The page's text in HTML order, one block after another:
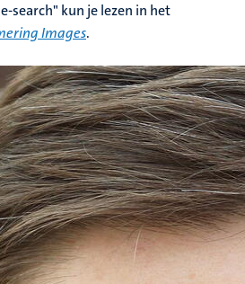
search" kun je lezen in het
Images.